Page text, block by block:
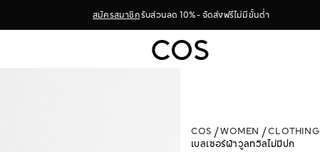
สมัครสมาชิกรับส่วนลด 10% - จัดส่งฟรีไม่มีขั้นต่ำ
COS WOMEN CLOTHING
เบลเซอร์ผ้าวูลทวิลไม่มีปก